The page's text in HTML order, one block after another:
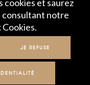
Contact
cookies et saurez
consultant notre
JE REFUSE